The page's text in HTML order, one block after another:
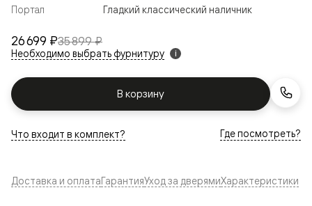
26 699 ₽35 899 ₽
Необходимо выбрать фурнитуру i
В корзину
Портал
Гладкий классический наличник
Что входит в комплект? Где посмотреть?
Доставка и оплатаГарантияУход за дверямиХарактеристики